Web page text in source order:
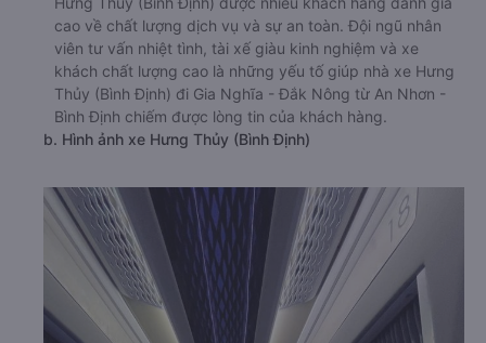
cao về chất lượng dịch vụ và sự an toàn. Đội ngũ nhân
viên tư vấn nhiệt tình, tài xế giàu kinh nghiệm và xe
khách chất lượng cao là những yếu tố giúp nhà xe Hưng
Thủy (Bình Định) đi Gia Nghĩa - Đắk Nông từ An Nhơn -
Bình Định chiếm được lòng tin của khách hàng.
b. Hình ảnh xe Hưng Thủy (Bình Định)